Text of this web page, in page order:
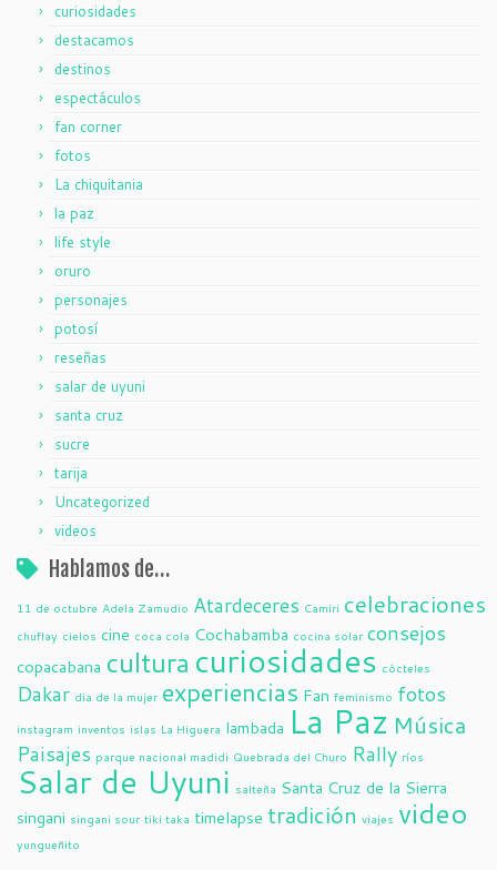
curiosidades
destacamos
destinos
espectáculos
fan corner
fotos
La chiquitania
la paz
life style
oruro
personajes
potosí
reseñas
salar de uyuni
santa cruz
sucre
tarija
Uncategorized
videos
Hablamos de…
11 de octubre Adela Zamudio Atardeceres Camiri celebraciones
chuflay cielos cine coca cola Cochabamba cocina solar consejos
copacabana cultura curiosidades cócteles
Dakar dia de la mujer experiencias Fan feminismo fotos
instagram inventos islas La Higuera lambada La Paz Música
Paisajes parque nacional madidi Quebrada del Churo Rally ríos
Salar de Uyuni salteña Santa Cruz de la Sierra
singani singani sour tiki taka timelapse tradición viajes video
yungueñito